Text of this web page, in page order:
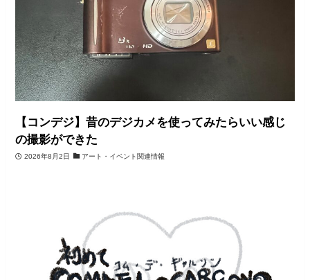
【コンデジ】昔のデジカメを使ってみたらいい感じ
の撮影ができた
2026年8月2日 アート・イベント関連情報